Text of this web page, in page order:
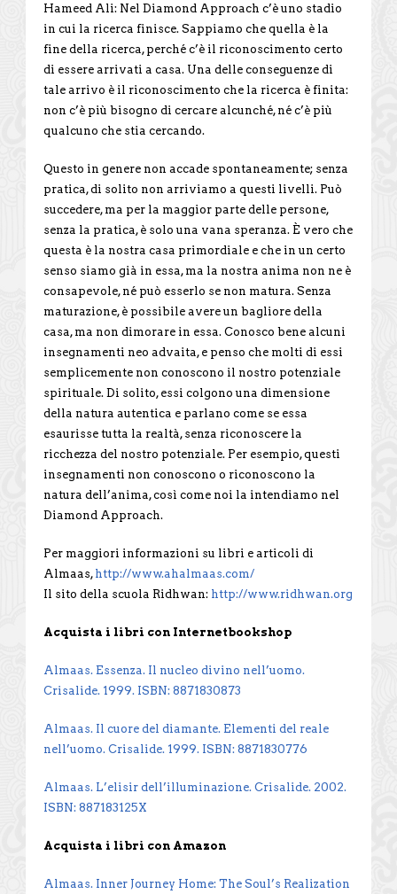
Hameed Ali: Nel Diamond Approach c’è uno stadio
in cui la ricerca finisce. Sappiamo che quella è la
fine della ricerca, perché c’è il riconoscimento certo
di essere arrivati a casa. Una delle conseguenze di
tale arrivo è il riconoscimento che la ricerca è finita:
non c’è più bisogno di cercare alcunché, né c’è più
qualcuno che stia cercando.
Questo in genere non accade spontaneamente; senza
pratica, di solito non arriviamo a questi livelli. Può
succedere, ma per la maggior parte delle persone,
senza la pratica, è solo una vana speranza. È vero che
questa è la nostra casa primordiale e che in un certo
senso siamo già in essa, ma la nostra anima non ne è
consapevole, né può esserlo se non matura. Senza
maturazione, è possibile avere un bagliore della
casa, ma non dimorare in essa. Conosco bene alcuni
insegnamenti neo advaita, e penso che molti di essi
semplicemente non conoscono il nostro potenziale
spirituale. Di solito, essi colgono una dimensione
della natura autentica e parlano come se essa
esaurisse tutta la realtà, senza riconoscere la
ricchezza del nostro potenziale. Per esempio, questi
insegnamenti non conoscono o riconoscono la
natura dell’anima, così come noi la intendiamo nel
Diamond Approach.
Per maggiori informazioni su libri e articoli di
Almaas, http://www.ahalmaas.com/
Il sito della scuola Ridhwan: http://www.ridhwan.org
Acquista i libri con Internetbookshop
Almaas. Essenza. Il nucleo divino nell’uomo.
Crisalide. 1999. ISBN: 8871830873
Almaas. Il cuore del diamante. Elementi del reale
nell’uomo. Crisalide. 1999. ISBN: 8871830776
Almaas. L’elisir dell’illuminazione. Crisalide. 2002.
ISBN: 887183125X
Acquista i libri con Amazon
Almaas. Inner Journey Home: The Soul’s Realization